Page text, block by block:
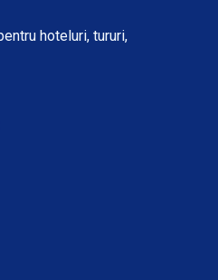
hoteluri, tururi,